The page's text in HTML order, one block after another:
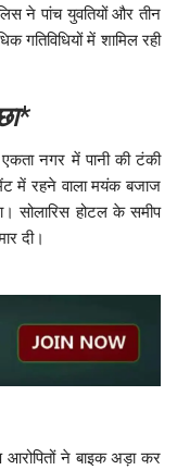
ने पांच युवतियों और तीन
गतिविधियों में शामिल रही
*
नगर में पानी की टंकी
में रहने वाला मयंक बजाज
सोलारिस होटल के समीप
दी।
आरोपितों ने बाइक अड़ा कर